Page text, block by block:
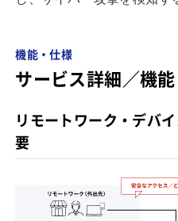
機能・仕様
サービス詳細／機
リモートワーク・デバ
要